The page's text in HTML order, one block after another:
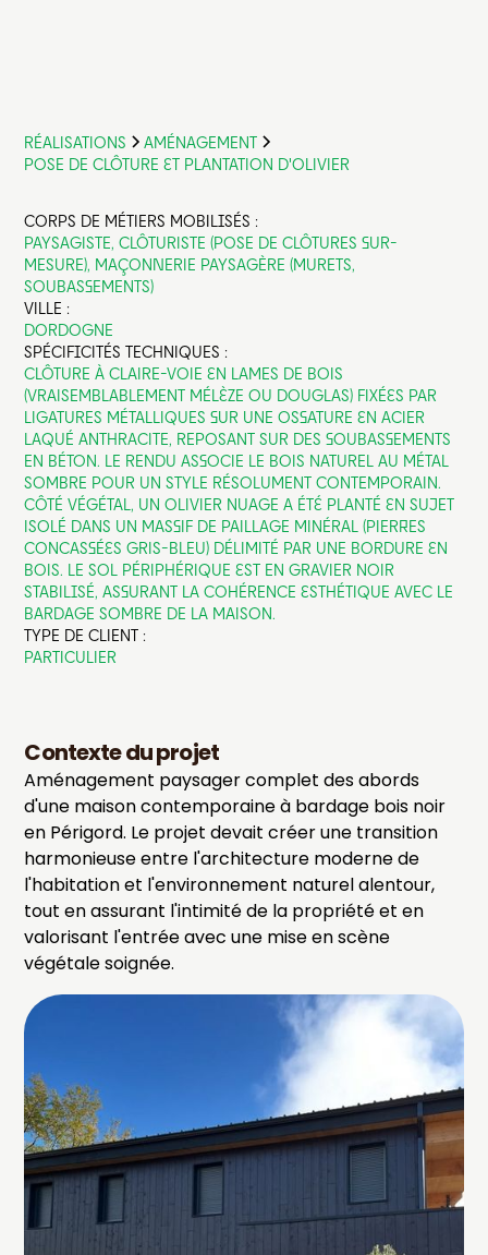
RÉALISATIONS
AMÉNAGEMENT
POSE DE CLÔTURE ET PLANTATION D'OLIVIER
CORPS DE MÉTIERS MOBILISÉS :
PAYSAGISTE, CLÔTURISTE (POSE DE CLÔTURES SUR-
MESURE), MAÇONNERIE PAYSAGÈRE (MURETS,
SOUBASSEMENTS)
VILLE :
DORDOGNE
SPÉCIFICITÉS TECHNIQUES :
CLÔTURE À CLAIRE-VOIE EN LAMES DE BOIS
(VRAISEMBLABLEMENT MÉLÈZE OU DOUGLAS) FIXÉES PAR
LIGATURES MÉTALLIQUES SUR UNE OSSATURE EN ACIER
LAQUÉ ANTHRACITE, REPOSANT SUR DES SOUBASSEMENTS
EN BÉTON. LE RENDU ASSOCIE LE BOIS NATUREL AU MÉTAL
SOMBRE POUR UN STYLE RÉSOLUMENT CONTEMPORAIN.
CÔTÉ VÉGÉTAL, UN OLIVIER NUAGE A ÉTÉ PLANTÉ EN SUJET
ISOLÉ DANS UN MASSIF DE PAILLAGE MINÉRAL (PIERRES
CONCASSÉES GRIS-BLEU) DÉLIMITÉ PAR UNE BORDURE EN
BOIS. LE SOL PÉRIPHÉRIQUE EST EN GRAVIER NOIR
STABILISÉ, ASSURANT LA COHÉRENCE ESTHÉTIQUE AVEC LE
BARDAGE SOMBRE DE LA MAISON.
TYPE DE CLIENT :
PARTICULIER
Contexte du projet
Aménagement paysager complet des abords
d'une maison contemporaine à bardage bois noir
en Périgord. Le projet devait créer une transition
harmonieuse entre l'architecture moderne de
l'habitation et l'environnement naturel alentour,
tout en assurant l'intimité de la propriété et en
valorisant l'entrée avec une mise en scène
végétale soignée.